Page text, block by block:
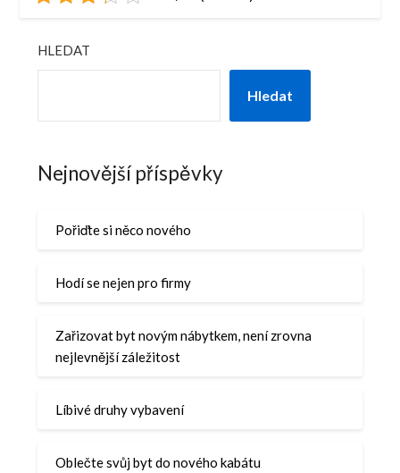
HLEDAT
Hledat
Nejnovější příspěvky
Pořiďte si něco nového
Hodí se nejen pro firmy
Zařizovat byt novým nábytkem, není zrovna
nejlevnější záležitost
Líbivé druhy vybavení
Oblečte svůj byt do nového kabátu